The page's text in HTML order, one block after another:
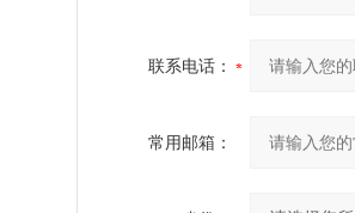
联系电话：
常用邮箱：